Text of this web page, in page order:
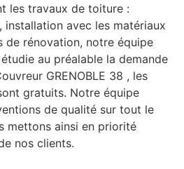
les travaux de toiture :
installation avec les matériaux
de rénovation, notre équipe
au préalable la demande
GRENOBLE 38 , les
gratuits. Notre équipe
de qualité sur tout le
mettons ainsi en priorité
nos clients.